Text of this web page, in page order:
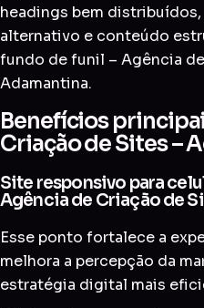
headings bem
alternativo e conteúdo
fundo de funil – Agência
Adamantina.
Benefícios
Criação de Sites –
Site responsivo para
Agência de Criação de
Esse ponto fortalece a
melhora a percepção da
estratégia digital mais